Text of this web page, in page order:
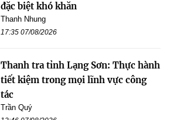
đặc biệt khó khăn
Thanh Nhung
17:35 07/08/2026
Thanh tra tỉnh Lạng Sơn: Thực hành
tiết kiệm trong mọi lĩnh vực công
tác
Trần Quý